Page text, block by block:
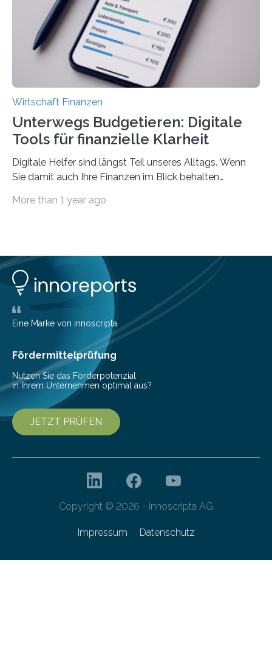
einmal die Hälfte aller Beschäftigten in der
Privatwirtschaft Urlaubsgeld. Zu diesem…
Wirtschaft Finanzen
Unterwegs Budgetieren: Digitale
Tools für finanzielle Klarheit
Digitale Helfer sind längst Teil unseres Alltags. Wenn
Sie damit auch Ihre Finanzen im Blick behalten
die genau das ermöglichen: Sie helfen Ihnen, Ausgaben
Lösungen interessieren. 1. Multibanking-Tools: Alle
Konten auf einen Blick Viele Banken bieten bereits in
ihrem Online-Banking eine Multibanking-Funktion an,
mit der sich Konten bei anderen Banken…
More than 1 year ago
Eine Marke von innoscripta
Fördermittelprüfung
Nutzen Sie das Förderpotenzial
in Ihrem Unternehmen optimal aus?
JETZT PRÜFEN
Copyright © 2026 - innoscripta AG
Impressum Datenschutz